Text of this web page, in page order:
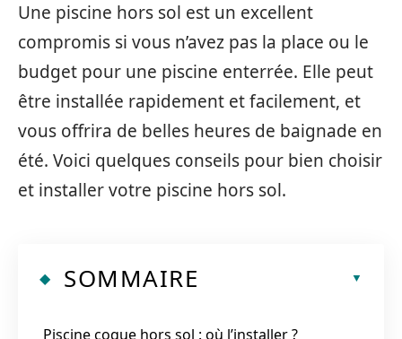
Une piscine hors sol est un excellent
compromis si vous n’avez pas la place ou le
budget pour une piscine enterrée. Elle peut
être installée rapidement et facilement, et
vous offrira de belles heures de baignade en
été. Voici quelques conseils pour bien choisir
et installer votre piscine hors sol.
SOMMAIRE
Piscine coque hors sol : où l’installer ?